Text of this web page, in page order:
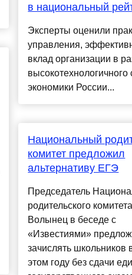
в национальный
Эксперты оценили
управления,
вклад организации в
высокотехнологичного
экономики России...
Национальный
комитет предложил
альтернативу ЕГЭ
Председатель
родительского
Волынец в беседе с
«Известиями»
зачислять школьников
этом году без сдачи